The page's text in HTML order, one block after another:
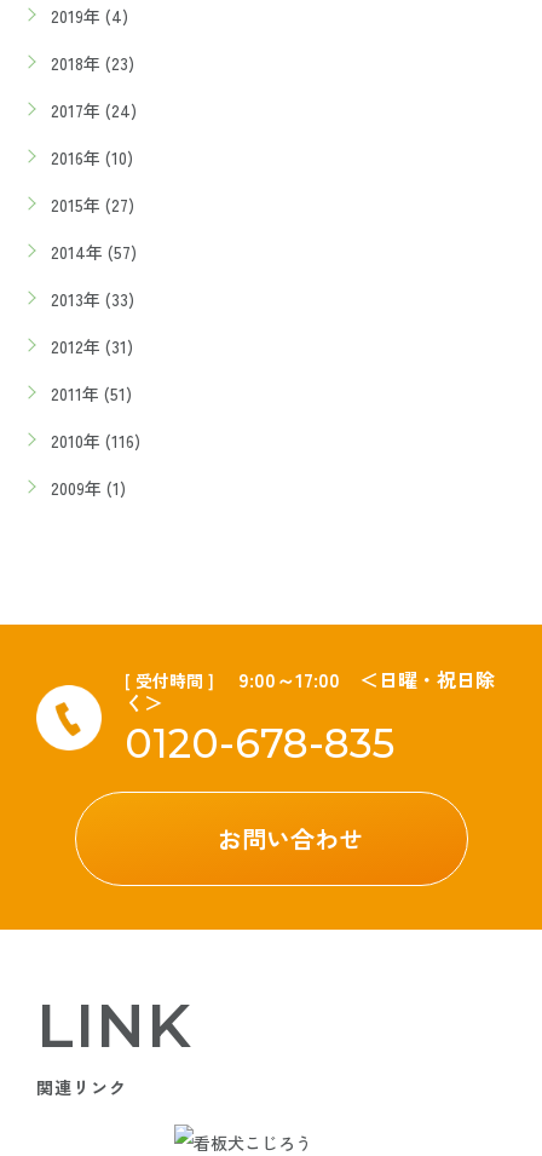
2019年 (4)
2018年 (23)
2017年 (24)
2016年 (10)
2015年 (27)
2014年 (57)
2013年 (33)
2012年 (31)
2011年 (51)
2010年 (116)
2009年 (1)
[ 受付時間 ] 9:00～17:00 ＜日曜・祝日除
く＞
0120-678-835
お問い合わせ
LINK
関連リンク